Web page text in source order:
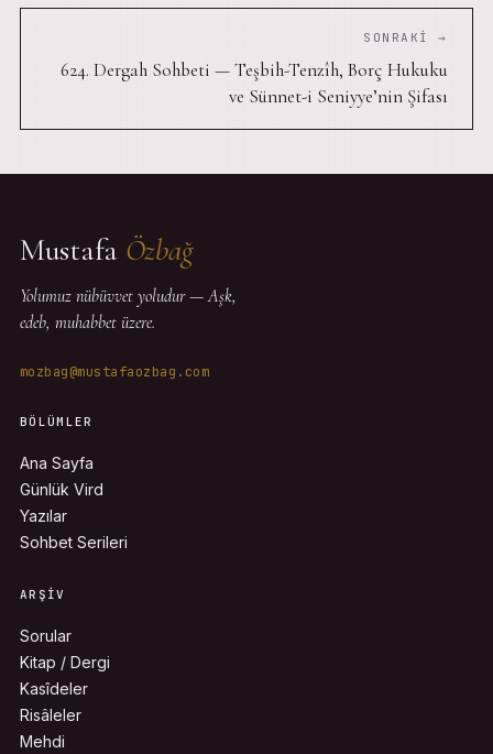
SONRAKI →
624. Dergah Sohbeti — Teşbih-Tenzîh, Borç Hukuku
ve Sünnet-i Seniyye’nin Şifası
Mustafa Özbağ
Yolumuz nübüvvet yoludur — Aşk,
edeb, muhabbet üzere.
mozbag@mustafaozbag.com
BÖLÜMLER
Ana Sayfa
Günlük Vird
Yazılar
Sohbet Serileri
ARŞIV
Sorular
Kitap / Dergi
Kasîdeler
Risâleler
Mehdi